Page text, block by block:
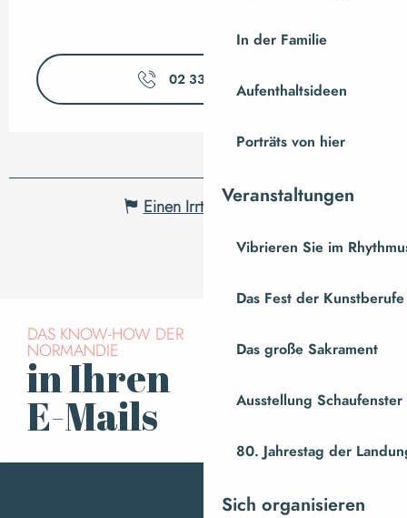
In der Familie
Aufenthaltsideen
Porträts von hier
Veranstaltungen
Vibrieren Sie im
Das Fest der Kunstberufe
Das große Sakrament
Ausstellung
80. Jahrestag der
Sich organisieren
02 33 59 80
Einen Irrtum angeben
DAS KNOW-HOW DER
NORMANDIE
in Ihren
E-Mails